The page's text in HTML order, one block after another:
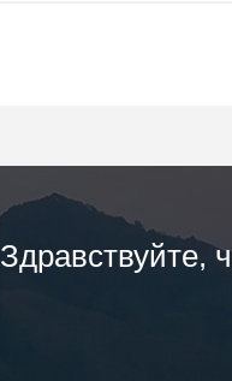
Здравствуйте,